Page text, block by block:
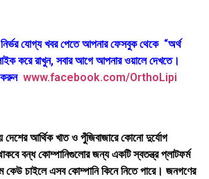
নির্ভর যোগ্য খবর পেতে আপনার ফেসবুক থেকে “অর্থ
করে রাখুন, সবার আগে আপনার ওয়ালে দেখতে।
করুন www.facebook.com/OrthoLipi
আর্থিক খাত ও পুঁজিবাজারে কোনো দুর্যোগ
বন্ধ কোম্পানিগুলোর জন্য একটি স্বতন্ত্র প্লাটফর্ম
কেউ চাইলে এসব কোম্পানি কিনে নিতে পারে। জনগণের